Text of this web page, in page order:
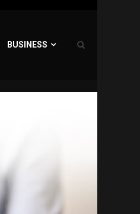
BUSINESS